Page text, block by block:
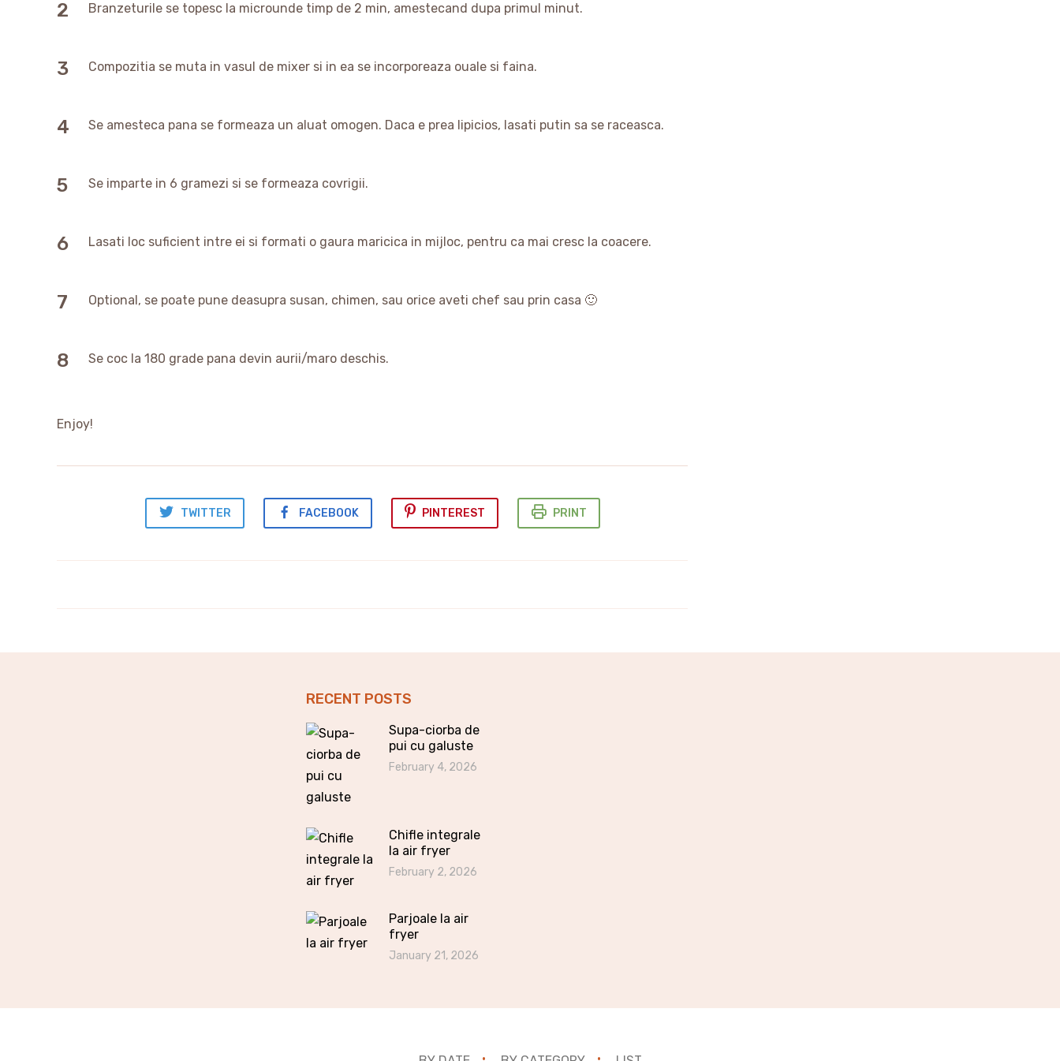
Branzeturile se topesc la microunde timp de 2 min, amestecand dupa primul minut.
Compozitia se muta in vasul de mixer si in ea se incorporeaza ouale si faina.
Se amesteca pana se formeaza un aluat omogen. Daca e prea lipicios, lasati putin sa se raceasca.
Se imparte in 6 gramezi si se formeaza covrigii.
Lasati loc suficient intre ei si formati o gaura maricica in mijloc, pentru ca mai cresc la coacere.
Optional, se poate pune deasupra susan, chimen, sau orice aveti chef sau prin casa 🙂
Se coc la 180 grade pana devin aurii/maro deschis.
Enjoy!
TWITTER FACEBOOK PINTEREST PRINT
RECENT POSTS
Supa-ciorba de
pui cu galuste
February 4, 2026
Chifle integrale
la air fryer
February 2, 2026
Parjoale la air
fryer
January 21, 2026